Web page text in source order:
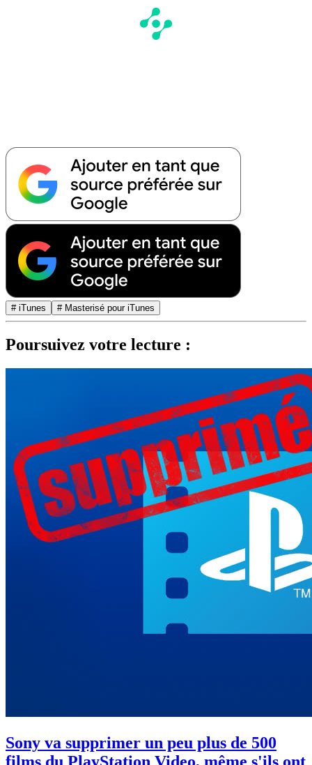
# iTunes # Masterisé pour iTunes
Poursuivez votre lecture :
Sony va supprimer un peu plus de 500